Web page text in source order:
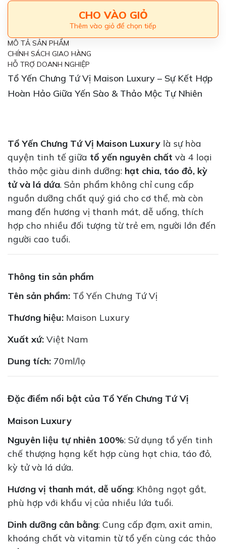
CHO VÀO GIỎ
Thêm vào giỏ để chọn tiếp
MÔ TẢ SẢN PHẨM
CHÍNH SÁCH GIAO HÀNG
HỖ TRỢ DOANH NGHIỆP
Tổ Yến Chưng Tứ Vị Maison Luxury – Sự Kết Hợp
Hoàn Hảo Giữa Yến Sào & Thảo Mộc Tự Nhiên
Tổ Yến Chưng Tứ Vị Maison Luxury là sự hòa
quyện tinh tế giữa tổ yến nguyên chất và 4 loại
thảo mộc giàu dinh dưỡng: hạt chia, táo đỏ, kỳ
tử và lá dứa. Sản phẩm không chỉ cung cấp
nguồn dưỡng chất quý giá cho cơ thể, mà còn
mang đến hương vị thanh mát, dễ uống, thích
hợp cho nhiều đối tượng từ trẻ em, người lớn đến
người cao tuổi.
Thông tin sản phẩm
Tên sản phẩm: Tổ Yến Chưng Tứ Vị
Thương hiệu: Maison Luxury
Xuất xứ: Việt Nam
Dung tích: 70ml/lọ
Đặc điểm nổi bật của Tổ Yến Chưng Tứ Vị
Maison Luxury
Nguyên liệu tự nhiên 100%: Sử dụng tổ yến tinh
chế thượng hạng kết hợp cùng hạt chia, táo đỏ,
kỳ tử và lá dứa.
Hương vị thanh mát, dễ uống: Không ngọt gắt,
phù hợp với khẩu vị của nhiều lứa tuổi.
Dinh dưỡng cân bằng: Cung cấp đạm, axit amin,
khoáng chất và vitamin từ tổ yến cùng các thảo